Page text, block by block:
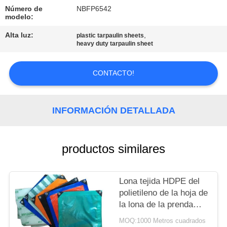
CONTROL
DE
ÉNTRENOS
MAPA
DEL
SITIO
Número de
modelo:
NBFP6542
Alta luz: plastic tarpaulin sheets,
heavy duty tarpaulin sheet
CONTACTO!
INFORMACIÓN DETALLADA
productos similares
Lona tejida HDPE del
polietileno de la hoja de
la lona de la prenda
impermeable PE de la
MOQ:1000 Metros cuadrados